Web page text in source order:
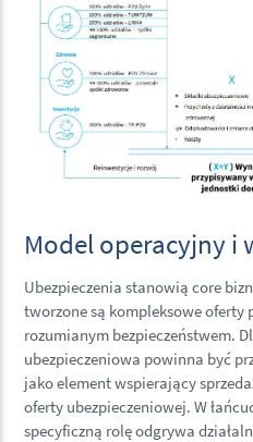
Model operacyjny i
Ubezpieczenia stanowią core
tworzone są kompleksowe oferty
rozumianym bezpieczeństwem.
ubezpieczeniowa powinna być
jako element wspierający
oferty ubezpieczeniowej. W
specyficzną rolę odgrywa